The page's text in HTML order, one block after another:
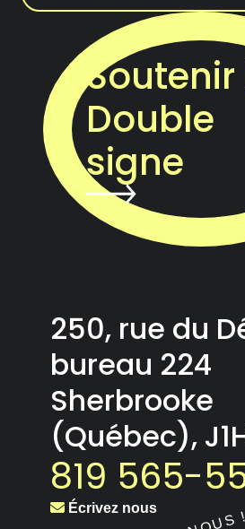
Soutenir
Double
signe
250, rue du
bureau 224
Sherbrooke
(Québec),
819 565-
Écrivez nous